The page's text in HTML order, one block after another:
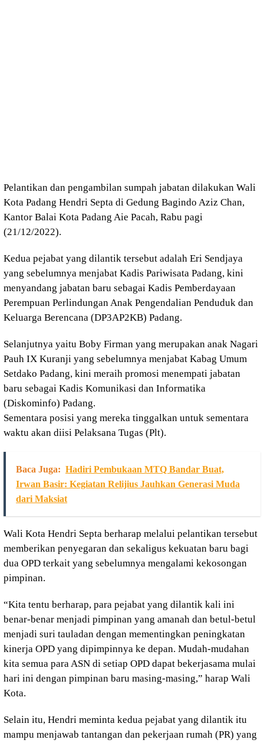
Pelantikan dan pengambilan sumpah jabatan dilakukan Wali
Kota Padang Hendri Septa di Gedung Bagindo Aziz Chan,
Kantor Balai Kota Padang Aie Pacah, Rabu pagi
(21/12/2022).
Kedua pejabat yang dilantik tersebut adalah Eri Sendjaya
yang sebelumnya menjabat Kadis Pariwisata Padang, kini
menyandang jabatan baru sebagai Kadis Pemberdayaan
Perempuan Perlindungan Anak Pengendalian Penduduk dan
Keluarga Berencana (DP3AP2KB) Padang.
Selanjutnya yaitu Boby Firman yang merupakan anak Nagari
Pauh IX Kuranji yang sebelumnya menjabat Kabag Umum
Setdako Padang, kini meraih promosi menempati jabatan
baru sebagai Kadis Komunikasi dan Informatika
(Diskominfo) Padang.
Sementara posisi yang mereka tinggalkan untuk sementara
waktu akan diisi Pelaksana Tugas (Plt).
Baca Juga: Hadiri Pembukaan MTQ Bandar Buat,
Irwan Basir: Kegiatan Relijius Jauhkan Generasi Muda
dari Maksiat
Wali Kota Hendri Septa berharap melalui pelantikan tersebut
memberikan penyegaran dan sekaligus kekuatan baru bagi
dua OPD terkait yang sebelumnya mengalami kekosongan
pimpinan.
“Kita tentu berharap, para pejabat yang dilantik kali ini
benar-benar menjadi pimpinan yang amanah dan betul-betul
menjadi suri tauladan dengan mementingkan peningkatan
kinerja OPD yang dipimpinnya ke depan. Mudah-mudahan
kita semua para ASN di setiap OPD dapat bekerjasama mulai
hari ini dengan pimpinan baru masing-masing,” harap Wali
Kota.
Selain itu, Hendri meminta kedua pejabat yang dilantik itu
mampu menjawab tantangan dan pekerjaan rumah (PR) yang